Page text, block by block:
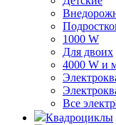
1000 W
Для двоих
4000 W и
Все
Квадроциклы